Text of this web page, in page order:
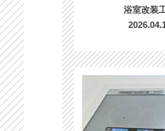
浴室改装